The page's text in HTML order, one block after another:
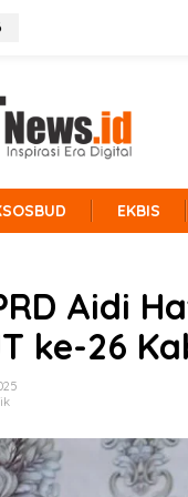
EKBIS
Aidi
ke-26